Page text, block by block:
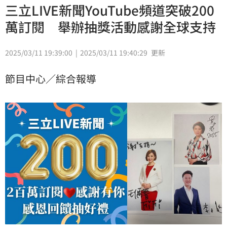
三立LIVE新聞YouTube頻道突破200
萬訂閱 舉辦抽獎活動感謝全球支持
2025/03/11 19:39:00 2025/03/11 19:40:29 更新
節目中心／綜合報導